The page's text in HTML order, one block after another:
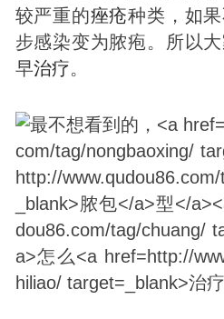
较严重的痤疮种类，如
步感染变为脓疱。所以
早治疗。